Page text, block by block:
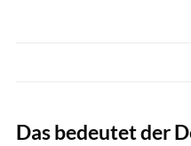
Das bedeutet der